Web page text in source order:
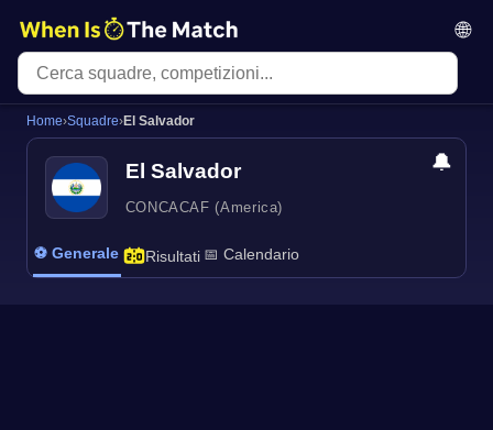
🌐
Home›Squadre›El Salvador
El Salvador
CONCACAF (America)
🔔
⚽ Generale Risultati 📅 Calendario